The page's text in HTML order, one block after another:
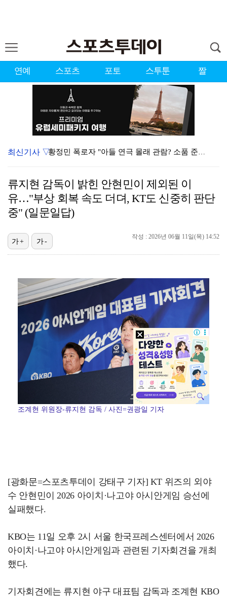
연예 스포츠 포토 스투툰 짤
황정민 폭로자 "아들 연극 몰래 관람? 소품 준비 돕고…
'나솔' 24기 옥순, 출연료 미지급 폭로 "1년 넘게…
'오디세이'·'스파이더맨4', 박스오피스 투톱…기록 경…
최신기사 ▽
류지현 감독이 밝힌 안현민이 제외된 이
유…"부상 회복 속도 더뎌, KT도 신중히 판단
중" (일문일답)
작성 : 2026년 06월 11일(목) 14:52
가+ 가-
조계현 위원장-류지현 감독 / 사진=권광일 기자
[광화문=스포츠투데이 강태구 기자] KT 위즈의 외야
수 안현민이 2026 아이치·나고야 아시안게임 승선에
실패했다.
KBO는 11일 오후 2시 서울 한국프레스센터에서 2026
아이치·나고야 아시안게임과 관련된 기자회견을 개최
했다.
기자회견에는 류지현 야구 대표팀 감독과 조계현 KBO